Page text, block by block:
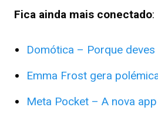
Fica ainda mais conectado:
Domótica – Porque
Emma Frost gera
Meta Pocket – A nova